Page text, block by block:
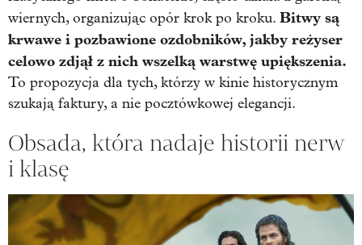
wiernych, organizując opór krok po kroku. Bitwy są
krwawe i pozbawione ozdobników, jakby reżyser
celowo zdjął z nich wszelką warstwę upiększenia.
To propozycja dla tych, którzy w kinie historycznym
szukają faktury, a nie pocztówkowej elegancji.
Obsada, która nadaje historii nerw
i klasę